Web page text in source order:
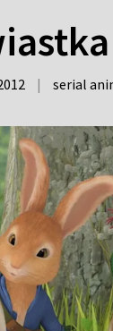
| serial